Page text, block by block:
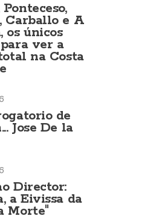
Carballo e A
os únicos
ver a
na Costa
de
Jose De la
Director:
a Eivissa da
Morte"